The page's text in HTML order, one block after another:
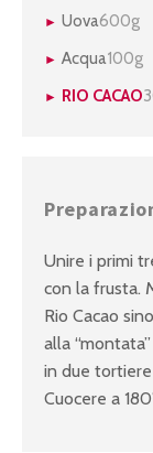
Uova600g
Acqua100g
RIO CACAO
Unire i primi
con la frusta.
Rio Cacao
alla
in due
Cuocere a